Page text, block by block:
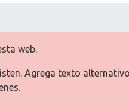
web.
Agrega texto